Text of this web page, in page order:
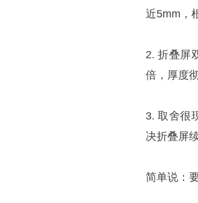
近5mm，
2. 折叠屏
倍，厚度
3. 取舍很
决折叠屏
简单说：